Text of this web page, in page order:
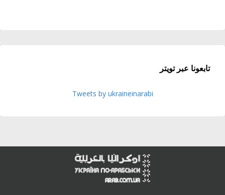
تابعونا عبر تويتر
Tweets by ukraineinarabi